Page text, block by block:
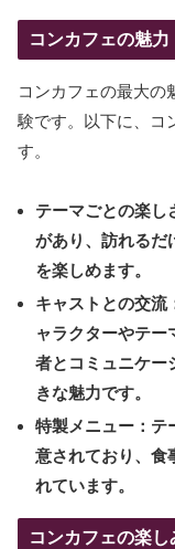
コンカフェの魅力
コンカフェの最大の
験です。以下に、コ
す。
テーマごとの楽し
があり、訪れるだ
を楽しめます。
キャストとの交流
ャラクターやテー
者とコミュニケー
きな魅力です。
特製メニュー： テ
意されており、食
れています。
コンカフェの楽し